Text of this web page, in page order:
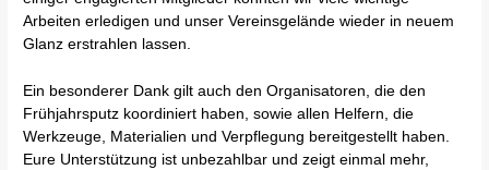
Arbeiten erledigen und unser Vereinsgelände wieder in neuem
Glanz erstrahlen lassen.
Ein besonderer Dank gilt auch den Organisatoren, die den
Frühjahrsputz koordiniert haben, sowie allen Helfern, die
Werkzeuge, Materialien und Verpflegung bereitgestellt haben.
Eure Unterstützung ist unbezahlbar und zeigt einmal mehr,